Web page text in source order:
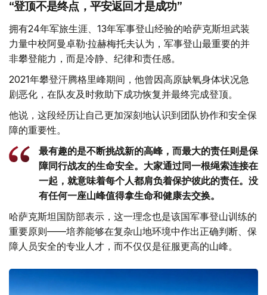
“登顶不是终点，平安返回才是成功”
拥有24年军旅生涯、13年军事登山经验的哈萨克斯坦武装
力量中校阿曼卓勒·拉赫梅托夫认为，军事登山最重要的并
非攀登能力，而是冷静、纪律和责任感。
2021年攀登汗腾格里峰期间，他曾因高原缺氧身体状况急
剧恶化，在队友及时救助下成功恢复并最终完成登顶。
他说，这段经历让自己更加深刻地认识到团队协作和安全保
障的重要性。
最有趣的是不断挑战新的高峰，而最大的责任则是保
障同行战友的生命安全。大家通过同一根绳索连接在
一起，就意味着每个人都肩负着保护彼此的责任。没
有任何一座山峰值得拿生命和健康去交换。
哈萨克斯坦国防部表示，这一理念也是该国军事登山训练的
重要原则——培养能够在复杂山地环境中作出正确判断、保
障人员安全的专业人才，而不仅仅是征服更高的山峰。